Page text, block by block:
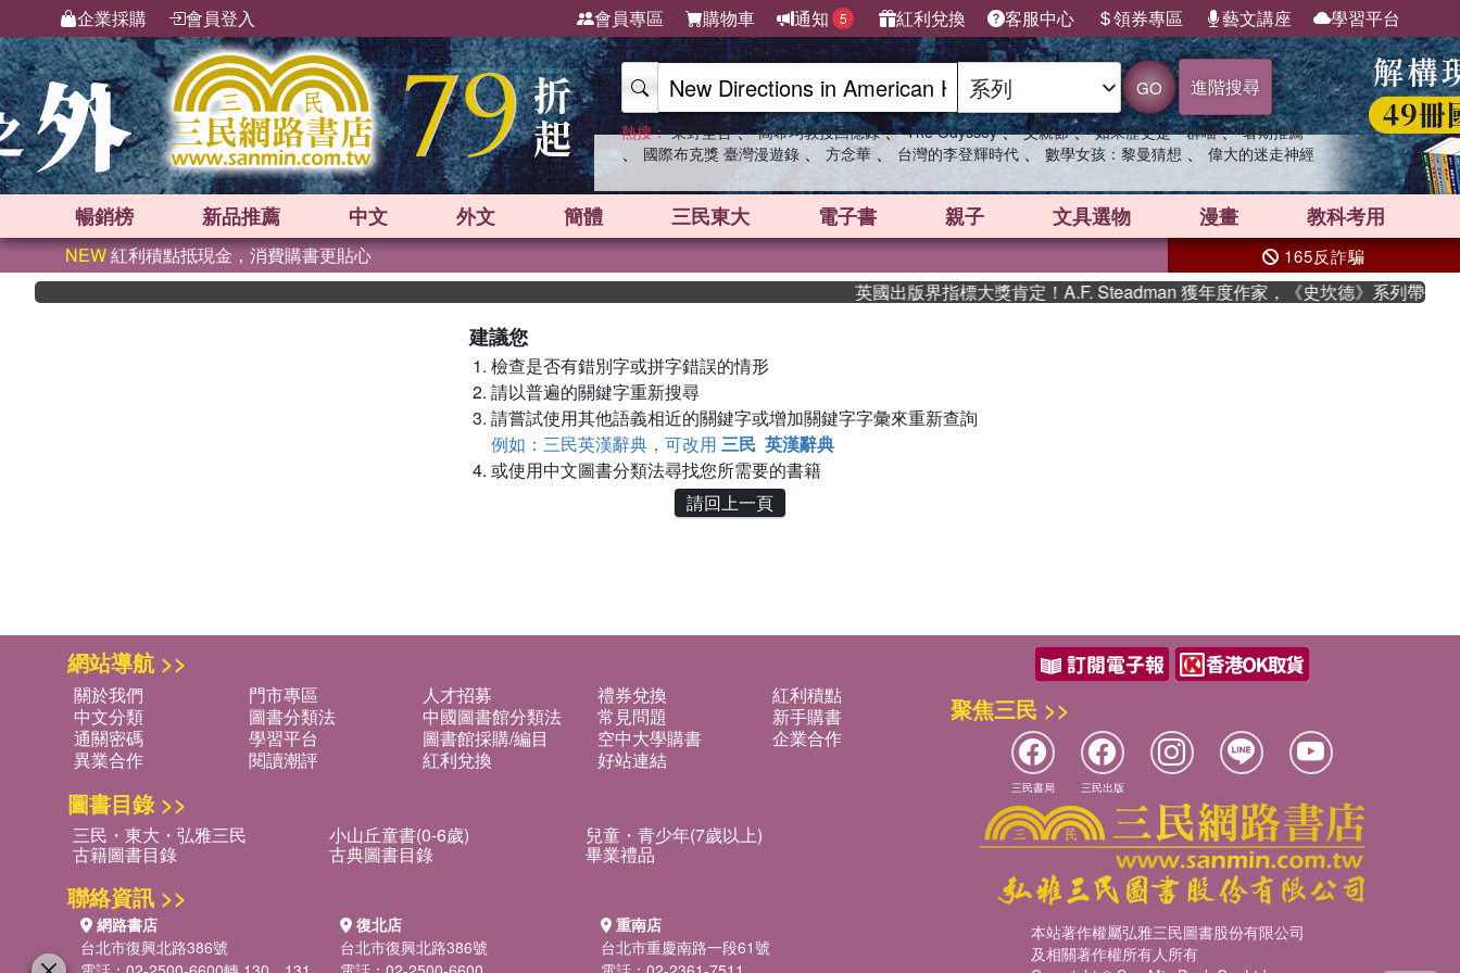
企業採購 會員登入 會員專區 購物車 通知 5 紅利兌換 客服中心 領券專區 藝文講座 學習平台
GO 進階搜尋
熱搜： 東野圭吾 、 高希均教授回憶錄 、 The Odyssey 、 父親節 、 如果歷史是一群喵 、 暑期推薦
、 國際布克獎 臺灣漫遊錄 、 方念華 、 台灣的李登輝時代 、 數學女孩：黎曼猜想 、 偉大的迷走神經
暢銷榜 新品推薦 中文 外文 簡體 三民東大 電子書 親子 文具選物 漫畫 教科考用
NEW紅利積點抵現金，消費購書更貼心 165反詐騙
英國出版界指標大獎肯定！A.F. Steadman 獲年度作家，《史坎德》系列帶你踏
建議您
檢查是否有錯別字或拼字錯誤的情形
請以普遍的關鍵字重新搜尋
請嘗試使用其他語義相近的關鍵字或增加關鍵字字彙來重新查詢
例如：三民英漢辭典，可改用 三民 英漢辭典
或使用中文圖書分類法尋找您所需要的書籍
請回上一頁
網站導航 >>
關於我們 門市專區 人才招募 禮券兌換
紅利積點
中文分類
圖書分類法 中國圖書館分類法 常見問題
新手購書
通關密碼
學習平台 圖書館採購/編目 空中大學購書
企業合作
異業合作
閱讀潮評 紅利兌換 好站連結
圖書目錄 >>
三民・東大・弘雅三民 小山丘童書(0-6歲) 兒童・青少年(7歲以上)
古籍圖書目錄 古典圖書目錄 畢業禮品
聯絡資訊 >>
網路書店
台北市復興北路386號
復北店
台北市復興北路386號
重南店
台北市重慶南路一段61號
聚焦三民 >>
三民書局 三民出版
本站著作權屬弘雅三民圖書股份有限公司
及相關著作權所有人所有